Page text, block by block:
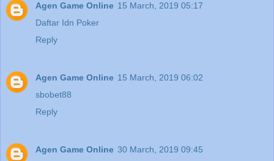
Agen Game Online 15 March, 2019 05:17
Daftar Idn Poker
Reply
Agen Game Online 15 March, 2019 06:02
sbobet88
Reply
Agen Game Online 30 March, 2019 09:45